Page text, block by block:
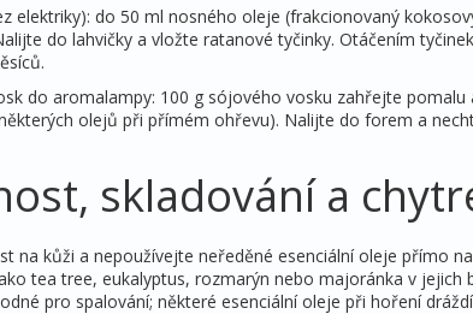
elektriky): do 50 ml nosného oleje (frakcionovaný
do lahvičky a vložte ratanové tyčinky. Otáčením
do aromalampy: 100 g sójového vosku zahřejte
olejů při přímém ohřevu). Nalijte do forem a
skladování a
na kůži a nepoužívejte neředěné esenciální oleje přímo
tea tree, eukalyptus, rozmarýn nebo majoránka v jejich
pro spalování; některé esenciální oleje při hoření